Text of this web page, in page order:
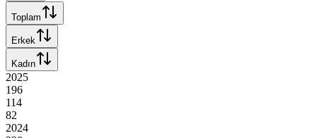
Toplam
Erkek
Kadın
2025
196
114
82
2024